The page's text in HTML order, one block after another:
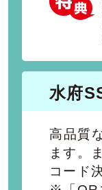
水府
高品質
ます。
コード